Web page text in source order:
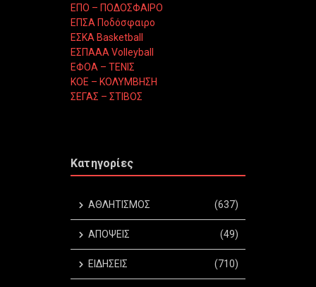
ΕΠΟ – ΠΟΔΟΣΦΑΙΡΟ
ΕΠΣΑ Ποδόσφαιρο
ΕΣΚΑ Basketball
ΕΣΠΑΑΑ Volleyball
ΕΦΟΑ – ΤΕΝΙΣ
ΚΟΕ – ΚΟΛΥΜΒΗΣΗ
ΣΕΓΑΣ – ΣΤΙΒΟΣ
Κατηγορίες
ΑΘΛΗΤΙΣΜΟΣ (637)
ΑΠΟΨΕΙΣ (49)
ΕΙΔΗΣΕΙΣ (710)